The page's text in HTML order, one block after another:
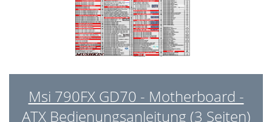
Msi 790FX GD70 - Motherboard -
ATX Bedienungsanleitung (3 Seiten)